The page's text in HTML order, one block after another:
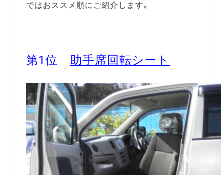
ではおススメ順にご紹介します。
第1位助手席回転シート